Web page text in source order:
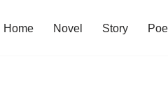
Home Novel Story